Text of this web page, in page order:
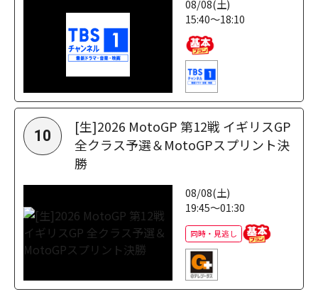
08/08(土)
15:40～18:10
10
[生]2026 MotoGP 第12戦 イギリスGP
全クラス予選＆MotoGPスプリント決
勝
08/08(土)
19:45～01:30
同時・見逃し